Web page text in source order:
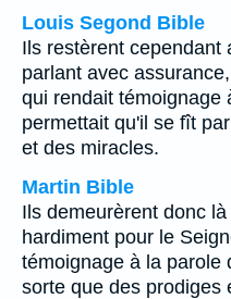
Louis Segond Bible
Ils restèrent cependant
parlant avec
qui rendait témoignage
permettait qu'il se fît
et des miracles.
Martin Bible
Ils demeurèrent donc
hardiment pour le
témoignage à la parole
sorte que des prodiges